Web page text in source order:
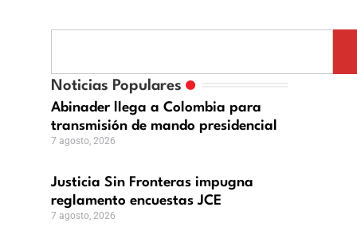
Noticias Populares
Abinader llega a Colombia para
transmisión de mando presidencial
7 agosto, 2026
Justicia Sin Fronteras impugna
reglamento encuestas JCE
7 agosto, 2026